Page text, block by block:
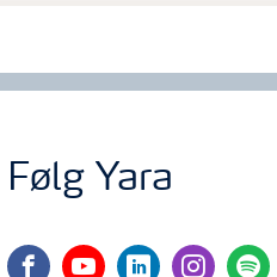
Følg Yara
facebookyoutubelinkedininstagram
spotify